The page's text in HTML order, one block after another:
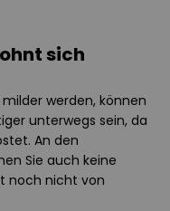
sich
werden, können
unterwegs sein, da
An den
Sie auch keine
noch nicht von